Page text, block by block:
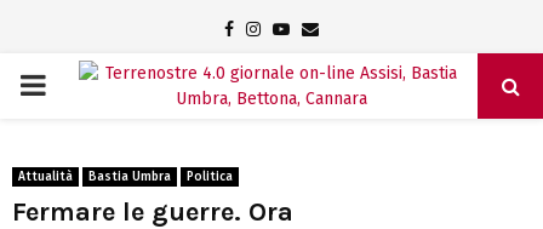
Facebook
Instagram
Youtube
Email
PRIMARY
Attualità Bastia Umbra Politica
Fermare le guerre. Ora